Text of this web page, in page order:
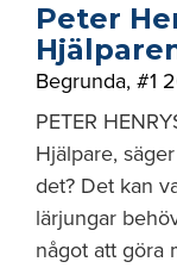
Peter
Begrunda, #1
PETER
Hjälpare,
det? Det kan
lärjungar
något att göra